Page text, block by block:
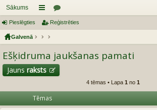
Sākums
aī
sn
es
or
mi
Pieslēgties Reģistrēties
Galvenā
Ešķidruma jaukšanas pamati
Jauns raksts
4 tēmas • Lapa 1 no 1
Tēmas